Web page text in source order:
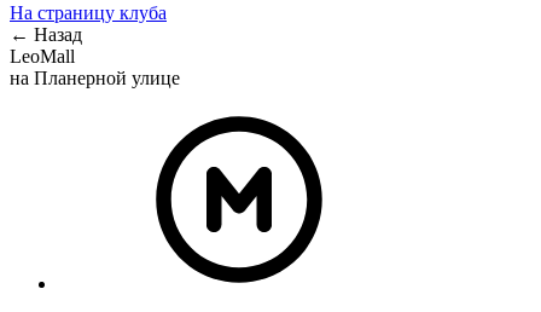
На страницу клуба
← Назад
LeoMall
на Планерной улице